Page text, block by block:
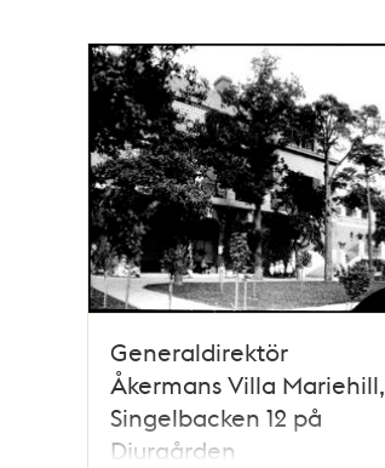
Generaldirektör
Åkermans Villa Mariehill,
Singelbacken 12 på
Djurgården